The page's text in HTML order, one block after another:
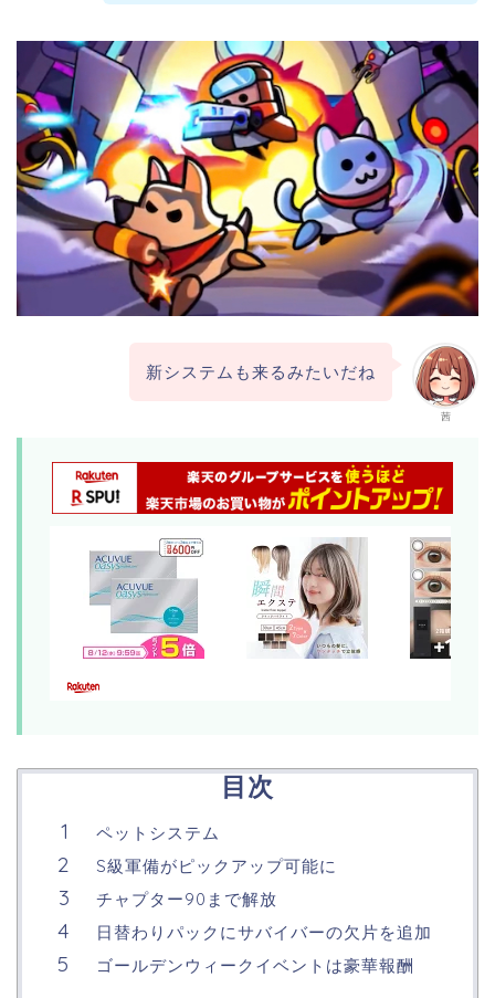
茜
新システムも来るみたいだね
目次
ペットシステム
S級軍備がピックアップ可能に
チャプター90まで解放
日替わりパックにサバイバーの欠片を追加
ゴールデンウィークイベントは豪華報酬